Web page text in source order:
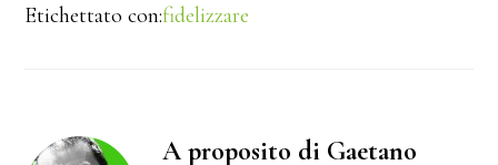
Etichettato con:fidelizzare
A proposito di Gaetano